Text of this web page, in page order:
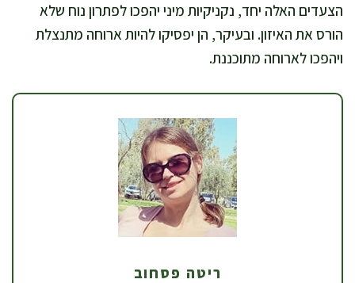
הצעדים האלה יחד, נקניקיות מיני יהפכו לפתרון נוח שלא
הורס את האיזון. ובעיקר, הן יפסיקו להיות ארוחה מתנצלת
ויהפכו לארוחה מתוכננת.
ריטה פסחוב